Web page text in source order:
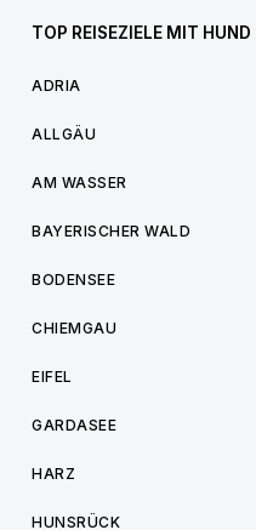
TOP REISEZIELE MIT HUND
ADRIA
ALLGÄU
AM WASSER
BAYERISCHER WALD
BODENSEE
CHIEMGAU
EIFEL
GARDASEE
HARZ
HUNSRÜCK